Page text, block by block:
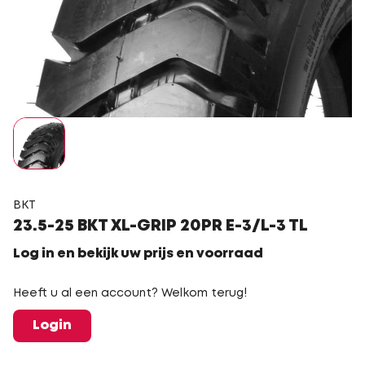
BKT
23.5-25 BKT XL-GRIP 20PR E-3/L-3 TL
Log in en bekijk uw prijs en voorraad
Heeft u al een account? Welkom terug!
Login